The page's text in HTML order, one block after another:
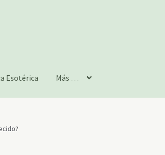
Esotérica Más …